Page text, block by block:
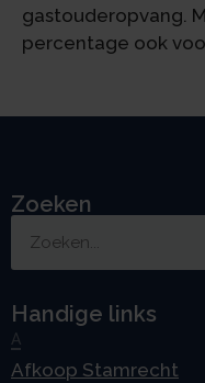
gastouderopvang.
percentage ook
Zoeken
Handige links
A
Afkoop Stamrecht